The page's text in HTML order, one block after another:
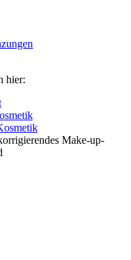
hier:
Make-up-